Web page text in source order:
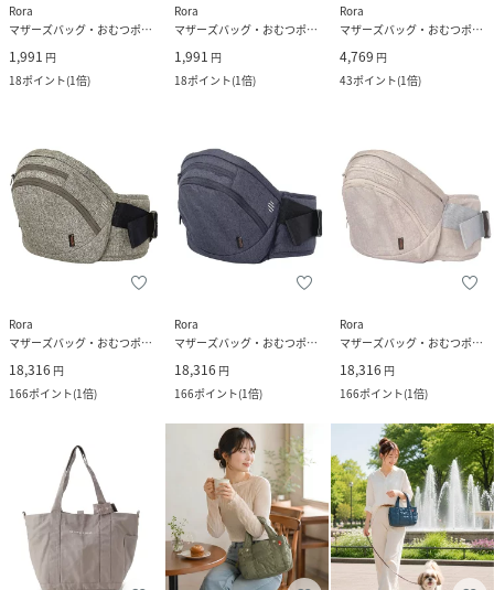
Rora
マザーズバッグ・おむつポーチ
1,991 円
18ポイント(1倍)
Rora
マザーズバッグ・おむつポーチ
1,991 円
18ポイント(1倍)
Rora
マザーズバッグ・おむつポーチ
4,769 円
43ポイント(1倍)
Rora
マザーズバッグ・おむつポーチ
18,316 円
166ポイント(1倍)
Rora
マザーズバッグ・おむつポーチ
18,316 円
166ポイント(1倍)
Rora
マザーズバッグ・おむつポーチ
18,316 円
166ポイント(1倍)